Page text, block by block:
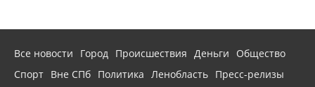
Все новости Город Происшествия Деньги
Общество
Спорт Вне СПб Политика Ленобласть Пресс-релизы